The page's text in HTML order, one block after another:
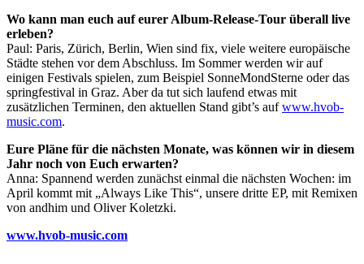
Wo kann man euch auf eurer Album-Release-Tour überall live
erleben?
Paul: Paris, Zürich, Berlin, Wien sind fix, viele weitere europäische
Städte stehen vor dem Abschluss. Im Sommer werden wir auf
einigen Festivals spielen, zum Beispiel SonneMondSterne oder das
springfestival in Graz. Aber da tut sich laufend etwas mit
zusätzlichen Terminen, den aktuellen Stand gibt’s aufwww.hvob-
music.com.
Eure Pläne für die nächsten Monate, was können wir in diesem
Jahr noch von Euch erwarten?
Anna: Spannend werden zunächst einmal die nächsten Wochen: im
April kommt mit „Always Like This“, unsere dritte EP, mit Remixen
von andhim und Oliver Koletzki.
www.hvob-music.com